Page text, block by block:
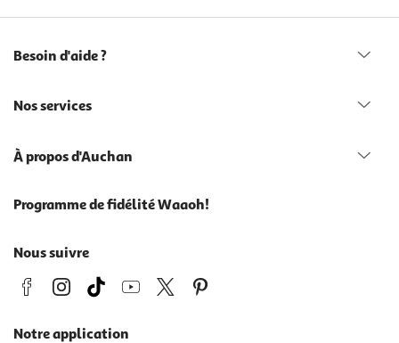
Besoin d'aide ?
Nos services
À propos d'Auchan
Programme de fidélité Waaoh!
Nous suivre
Notre application